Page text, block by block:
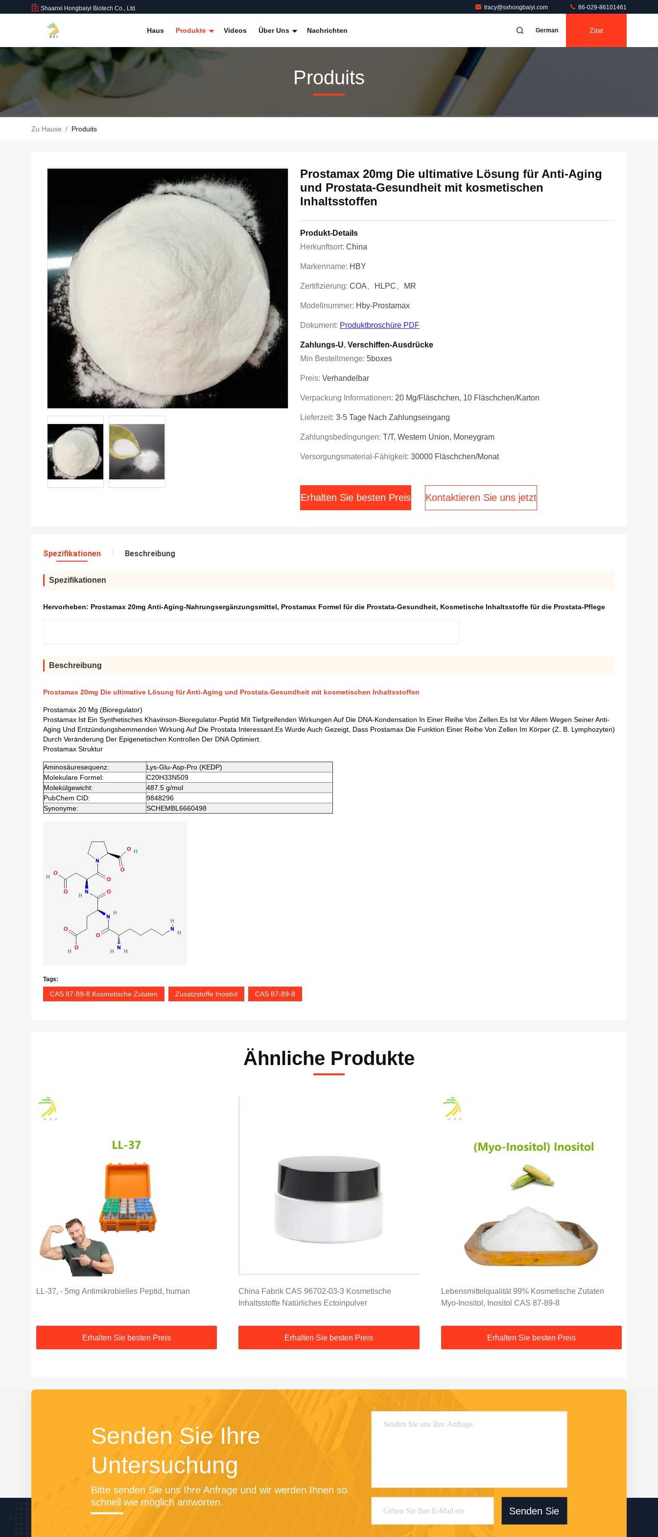
Shaanxi Hongbaiyi Biotech Co., Ltd. tracy@sxhongbaiyi.com 86-029-86101461
Haus Produkte Videos Über Uns Nachrichten German Zitat
Produits
Zu Hause / Produits
Prostamax 20mg Die ultimative Lösung für Anti-Aging
und Prostata-Gesundheit mit kosmetischen
Inhaltsstoffen
Produkt-Details
Herkunftsort: China
Markenname: HBY
Zertifizierung: COA、HLPC、MR
Modellnummer: Hby-Prostamax
Dokument: Produktbroschüre PDF
Zahlungs-U. Verschiffen-Ausdrücke
Min Bestellmenge: 5boxes
Preis: Verhandelbar
Verpackung Informationen: 20 Mg/Fläschchen, 10 Fläschchen/Karton
Lieferzeit: 3-5 Tage Nach Zahlungseingang
Zahlungsbedingungen: T/T, Western Union, Moneygram
Versorgungsmaterial-Fähigkeit: 30000 Fläschchen/Monat
Erhalten Sie besten Preis Kontaktieren Sie uns jetzt
Spezifikationen Beschreibung
Spezifikationen
Hervorheben: Prostamax 20mg Anti-Aging-Nahrungsergänzungsmittel, Prostamax Formel für die Prostata-Gesundheit, Kosmetische Inhaltsstoffe für die Prostata-Pflege
Beschreibung
Prostamax 20mg Die ultimative Lösung für Anti-Aging und Prostata-Gesundheit mit kosmetischen Inhaltsstoffen
Prostamax 20 Mg (Bioregulator)
Prostamax Ist Ein Synthetisches Khavinson-Bioregulator-Peptid Mit Tiefgreifenden Wirkungen Auf Die DNA-Kondensation In Einer Reihe Von Zellen.Es Ist Vor Allem Wegen Seiner Anti-
Aging Und Entzündungshemmenden Wirkung Auf Die Prostata Interessant.Es Wurde Auch Gezeigt, Dass Prostamax Die Funktion Einer Reihe Von Zellen Im Körper (z. B. Lymphozyten)
Durch Veränderung Der Epigenetischen Kontrollen Der DNA Optimiert.
Prostamax Struktur
Aminosäuresequenz:
Lys-Glu-Asp-Pro (KEDP)
Molekulare Formel:
C20H33N509
Molekülgewicht:
487.5 g/mol
PubChem CID:
9848296
Synonyme:
SCHEMBL6660498
Tags:
CAS 87-89-8 Kosmetische Zutaten Zusatzstoffe Inositol CAS 87-89-8
Ähnliche Produkte
LL-37, - 5mg Antimikrobielles Peptid, human
Erhalten Sie besten Preis
China Fabrik CAS 96702-03-3 Kosmetische
Inhaltsstoffe Natürliches Ectoinpulver
Erhalten Sie besten Preis
Lebensmittelqualität 99% Kosmetische Zutaten
Myo-Inositol, Inositol CAS 87-89-8
Erhalten Sie besten Preis
Senden Sie Ihre
Untersuchung
Bitte senden Sie uns Ihre Anfrage und wir werden Ihnen so
schnell wie möglich antworten.
Senden Sie